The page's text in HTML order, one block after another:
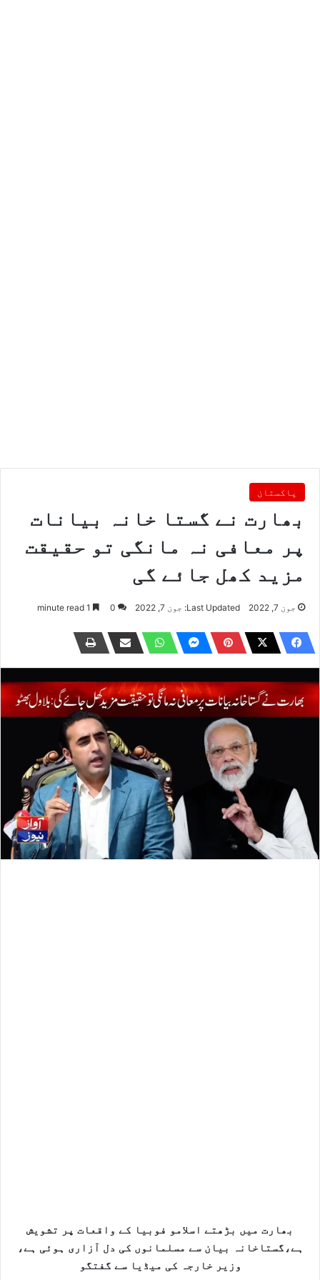
پاکستان
بھارت نے گستا خانہ بیانات
پر معافی نہ مانگی تو حقیقت
مزید کھل جائے گی
جون 7, 2022 Last Updated: جون 7, 2022 0
بھارت میں بڑھتے اسلامو فوبیا کے واقعات پر تشویش
ہے،گستاخانہ بیان سے مسلمانوں کی دل آزاری ہوئی ہے،
وزیر خارجہ کی میڈیا سے گفتگو